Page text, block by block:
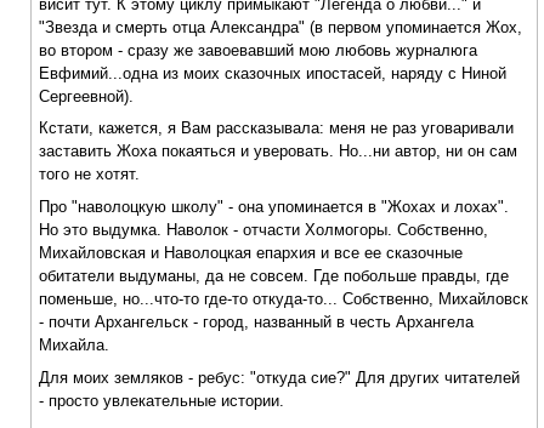
висит тут. К этому циклу примыкают "Легенда о любви..." и
"Звезда и смерть отца Александра" (в первом упоминается Жох,
во втором - сразу же завоевавший мою любовь журналюга
Евфимий...одна из моих сказочных ипостасей, наряду с Ниной
Сергеевной).
Кстати, кажется, я Вам рассказывала: меня не раз уговаривали
заставить Жоха покаяться и уверовать. Но...ни автор, ни он сам
того не хотят.
Про "наволоцкую школу" - она упоминается в "Жохах и лохах".
Но это выдумка. Наволок - отчасти Холмогоры. Собственно,
Михайловская и Наволоцкая епархия и все ее сказочные
обитатели выдуманы, да не совсем. Где побольше правды, где
поменьше, но...что-то где-то откуда-то... Собственно, Михайловск
- почти Архангельск - город, названный в честь Архангела
Михайла.
Для моих земляков - ребус: "откуда сие?" Для других читателей
- просто увлекательные истории.